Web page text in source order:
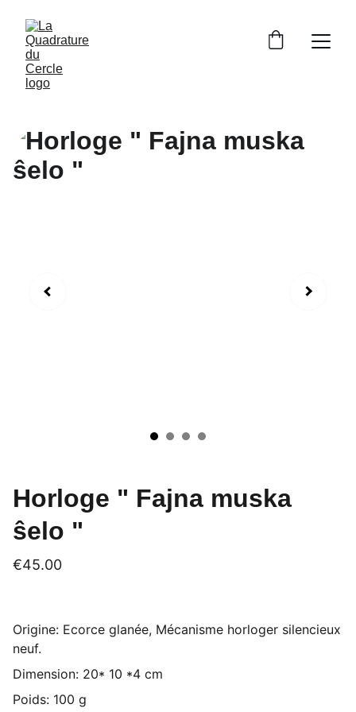
Horloge " Fajna muska
ŝelo "
€45.00
Origine: Ecorce glanée, Mécanisme horloger silencieux
neuf.
Dimension: 20* 10 *4 cm
Poids: 100 g